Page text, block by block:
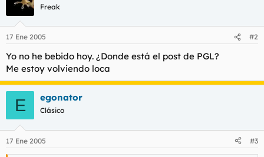
Freak
17 Ene 2005 #2
Yo no he bebido hoy. ¿Donde está el post de PGL?
Me estoy volviendo loca
E egonator
Clásico
17 Ene 2005 #3